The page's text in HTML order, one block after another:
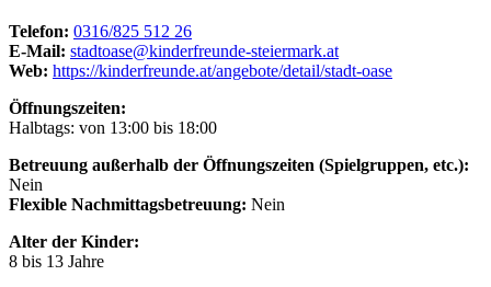
Telefon: 0316/825 512 26
E-Mail: stadtoase@kinderfreunde-steiermark.at
Web: https://kinderfreunde.at/angebote/detail/stadt-oase
Öffnungszeiten:
Halbtags: von 13:00 bis 18:00
Betreuung außerhalb der Öffnungszeiten (Spielgruppen, etc.):
Nein
Flexible Nachmittagsbetreuung: Nein
Alter der Kinder:
8 bis 13 Jahre